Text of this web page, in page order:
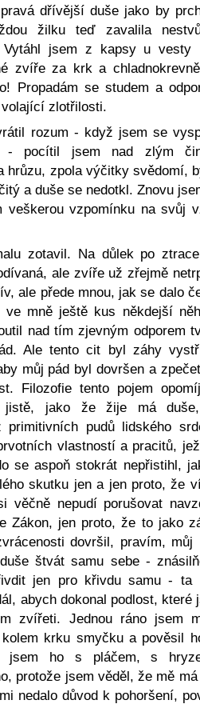
dřívější duše jako by
žilku teď zavalila
Vytáhl jsem z kapsy u vesty
zvíře za krk a
Propadám se studem a
zlotřilosti.
rozum - když jsem se
- pocítil jsem nad zlým
hrůzu, zpola výčitky svědomí,
a duše se nedotkl. Znovu
vzpomínku na svůj
zotavil. Na důlek po
ale zvíře už zřejmě
ale přede mnou, jak se dalo
ve mně ještě kus někdejší
nad tím zjevným odporem
Ale tento cit byl záhy
můj pád byl dovršen a
Filozofie tento pojem
jistě, jako že žije má
pudů lidského
vlastností a pracitů,
se aspoň stokrát nepřistihl,
skutku jen a jen proto, že
věčně nepudí porušovat
Zákon, jen proto, že to jako
dovršil, pravím, můj
štvát samu sebe -
jen pro křivdu samu - ta
abych dokonal podlost, které
zvířeti. Jednou ráno jsem
krku smyčku a pověsil
jsem ho s pláčem, s
protože jsem věděl, že mě
nedalo důvod k pohoršení,